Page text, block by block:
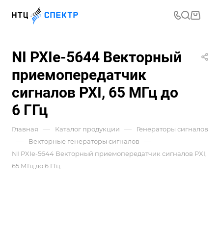
NI PXIe-5644 Векторный
приемопередатчик
сигналов PXI, 65 МГц до
6 ГГц
Главная — Каталог продукции — Генераторы сигналов
— Векторные генераторы сигналов —
NI PXIe-5644 Векторный приемопередатчик сигналов PXI,
65 МГц до 6 ГГц